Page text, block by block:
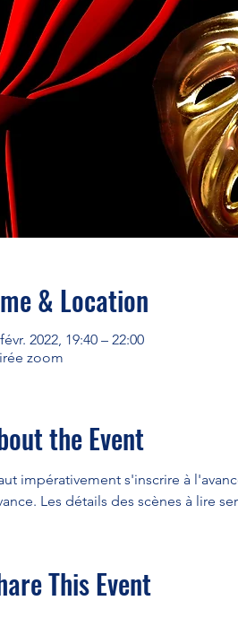
& Location
2022, 19:40 – 22:00
zoom
the Event
impérativement s'inscrire à
Les détails des scènes à lire
This Event